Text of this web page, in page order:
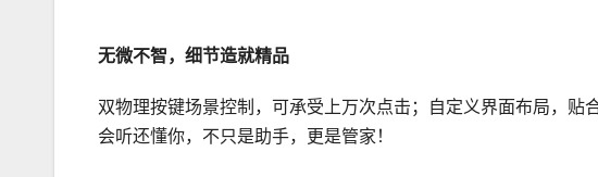
无微不智，细节造就精品
双物理按键场景控制，可承受上万次点击；自定义界面布局，
会听还懂你，不只是助手，更是管家！